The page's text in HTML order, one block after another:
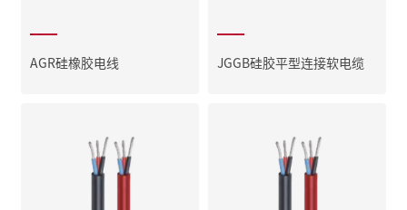
AGR硅橡胶电线 JGGB硅胶平型连接软电缆